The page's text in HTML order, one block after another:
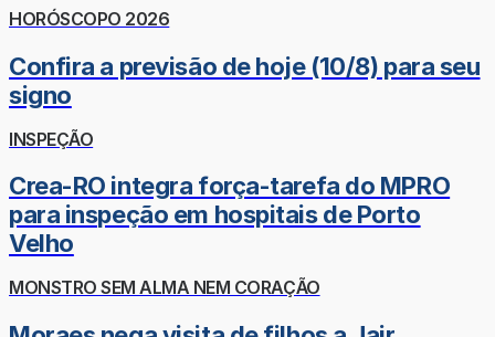
HORÓSCOPO 2026
Confira a previsão de hoje (10/8) para seu
signo
INSPEÇÃO
Crea-RO integra força-tarefa do MPRO
para inspeção em hospitais de Porto
Velho
MONSTRO SEM ALMA NEM CORAÇÃO